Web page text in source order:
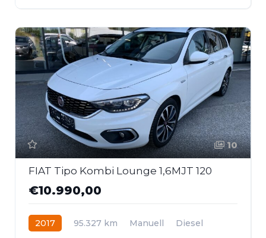
10
FIAT Tipo Kombi Lounge 1,6MJT 120
€10.990,00
2017 95.327 km Manuell
Diesel